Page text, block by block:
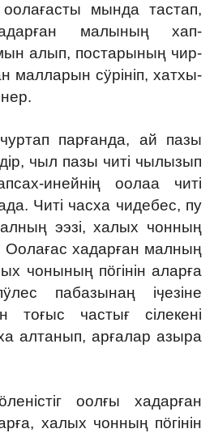
оолағасты мында тастап,
малының хап-
алып, постарының чир-
малларын сӱрініп, хатхы-
парғанда, ай пазы
чыл пазы читі чылызып
инейнің оолаа читі
Читі часха чидебес, пу
ээзі, халых чонның
хадарған малның
чонының пӧгінін аларға
пабазынаң іӌезіне
тоғыс частығ сілекені
алтанып, арғалар азыра
оолғы хадарған
халых чонның пӧгінін